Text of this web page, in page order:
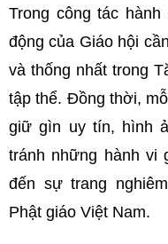
Trong công tác
động của Giáo hội
và thống nhất trong
tập thể. Đồng thời,
giữ gìn uy tín, hình
tránh những hành vi
đến sự trang
Phật giáo Việt Nam.